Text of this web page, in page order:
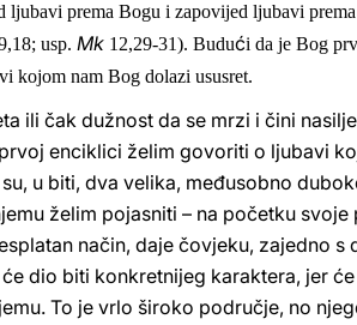
prema Bogu i zapovijed ljubavi
usp. Mk 12,29-31). Budući da je Bog
kojom nam Bog dolazi ususret.
ili čak dužnost da se mrzi i čini
enciklici želim govoriti o ljubavi
u biti, dva velika, međusobno
želim pojasniti – na početku svoje
način, daje čovjeku, zajedno s
dio biti konkretnijeg karaktera, jer
To je vrlo široko područje, no